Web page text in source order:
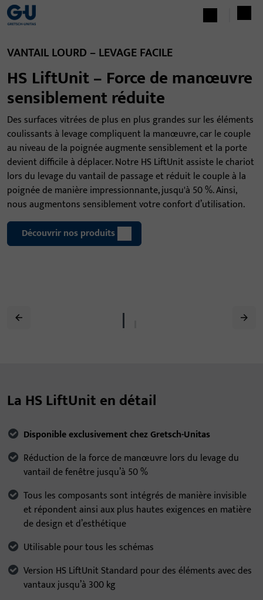
VANTAIL LOURD – LEVAGE FACILE
HS LiftUnit – Force de manœuvre
sensiblement réduite
Des surfaces vitrées de plus en plus grandes sur les éléments
coulissants à levage compliquent la manœuvre, car le couple
au niveau de la poignée augmente sensiblement et la porte
devient difficile à déplacer. Notre HS LiftUnit assiste le chariot
lors du levage du vantail de passage et réduit le couple à la
poignée de manière impressionnante, jusqu'à 50 %. Ainsi,
nous augmentons sensiblement votre confort d’utilisation.
Découvrir nos produits
La HS LiftUnit en détail
Disponible exclusivement chez Gretsch-Unitas
Réduction de la force de manœuvre lors du levage du
vantail de fenêtre jusqu’à 50 %
Tous les composants sont intégrés de manière invisible
et répondent ainsi aux plus hautes exigences en matière
de design et d’esthétique
Utilisable pour tous les schémas
Version HS LiftUnit Standard pour des éléments avec des
vantaux jusqu’à 300 kg